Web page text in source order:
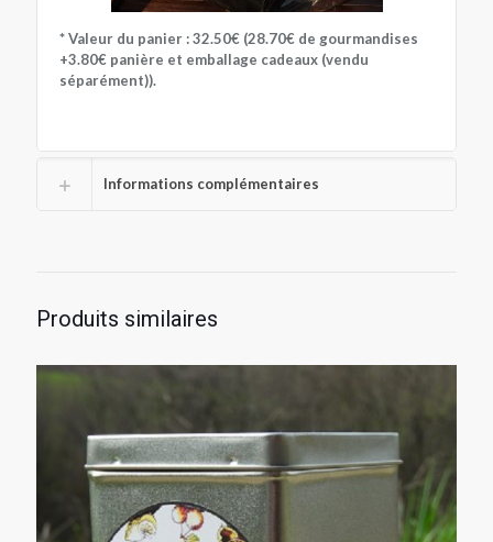
* Valeur du panier : 32.50€ (28.70€ de gourmandises
+3.80€ panière et emballage cadeaux (vendu
séparément)).
Informations complémentaires
Produits similaires